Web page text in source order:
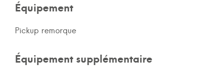
Équipement
Pickup remorque
Équipement supplémentaire